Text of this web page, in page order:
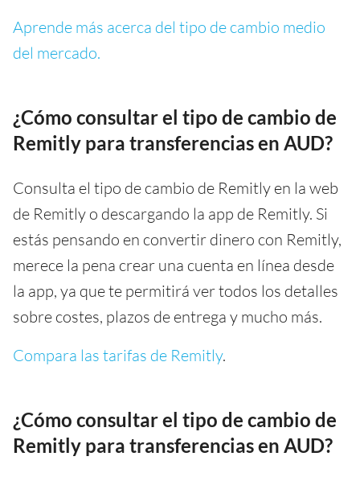
Aprende más acerca del tipo de cambio medio
del mercado.
¿Cómo consultar el tipo de cambio de
Remitly para transferencias en AUD?
Consulta el tipo de cambio de Remitly en la web
de Remitly o descargando la app de Remitly. Si
estás pensando en convertir dinero con Remitly,
merece la pena crear una cuenta en línea desde
la app, ya que te permitirá ver todos los detalles
sobre costes, plazos de entrega y mucho más.
Compara las tarifas de Remitly.
¿Cómo consultar el tipo de cambio de
Remitly para transferencias en AUD?